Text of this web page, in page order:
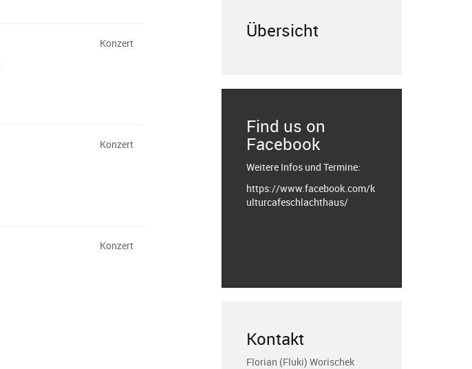
Konzert
Konzert
Konzert
Übersicht
Find us on
Facebook
Weitere Infos und Termine:
https://www.facebook.com/k
ulturcafeschlachthaus/
Kontakt
Florian (Fluki) Worischek